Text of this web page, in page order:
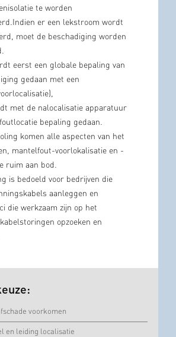
te worden
er een lekstroom wordt
moet de beschadiging worden
eerst een globale bepaling van
gedaan met een
met de nalocalisatie apparatuur
bepaling gedaan.
komen alle aspecten van het
mantelfout-voorlokalisatie en -
ruim aan bod.
is bedoeld voor bedrijven die
aanleggen en
die werkzaam zijn op het
opzoeken en
voorkomen
en leiding localisatie